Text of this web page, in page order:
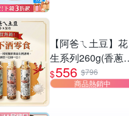
【阿爸ㄟ土豆】花
生系列260g(香蔥/
蔥辣/麻辣/日本海
鹽)x任選4罐組
$556 $796
商品熱銷中